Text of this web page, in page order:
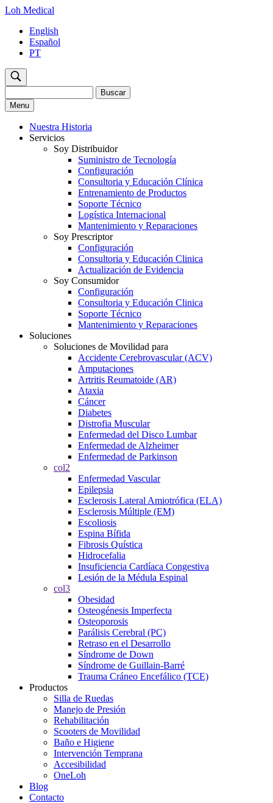
Loh Medical
English
Español
PT
Menu
Main
Navigation
Nuestra Historia
Servicios
Soy Distribuidor
Suministro de Tecnología
Configuración
Consultoria y Educación Clínica
Entrenamiento de Productos
Soporte Técnico
Logística Internacional
Mantenimiento y Reparaciones
Soy Prescriptor
Configuración
Consultoria y Educación Clinica
Actualización de Evidencia
Soy Consumidor
Configuración
Consultoria y Educación Clinica
Soporte Técnico
Mantenimiento y Reparaciones
Soluciones
Soluciones de Movilidad para
Accidente Cerebrovascular (ACV)
Amputaciones
Artritis Reumatoide (AR)
Ataxia
Cáncer
Diabetes
Distrofia Muscular
Enfermedad del Disco Lumbar
Enfermedad de Alzheimer
Enfermedad de Parkinson
col2
Enfermedad Vascular
Epilepsia
Esclerosis Lateral Amiotrófica (ELA)
Esclerosis Múltiple (EM)
Escoliosis
Espina Bífida
Fibrosis Quística
Hidrocefalia
Insuficiencia Cardíaca Congestiva
Lesión de la Médula Espinal
col3
Obesidad
Osteogénesis Imperfecta
Osteoporosis
Parálisis Cerebral (PC)
Retraso en el Desarrollo
Síndrome de Down
Síndrome de Guillain-Barré
Trauma Cráneo Encefálico (TCE)
Productos
Silla de Ruedas
Manejo de Presión
Rehabilitación
Scooters de Movilidad
Baño e Higiene
Intervención Temprana
Accesibilidad
OneLoh
Blog
Contacto